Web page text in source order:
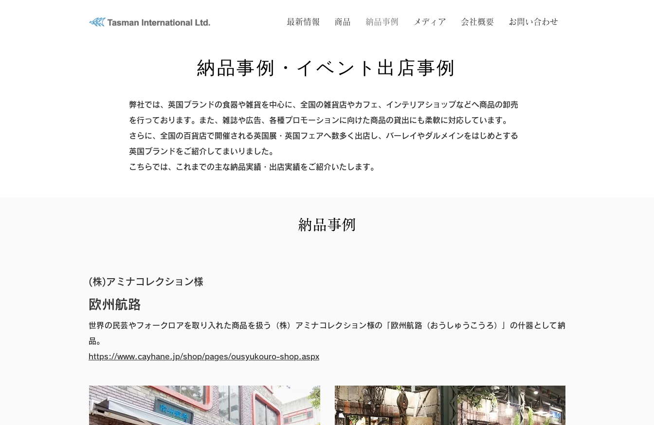
最新情報 商品 納品事例 メディア 会社概要 お問い合わせ
​納品事例・イベント出店事例
弊社では、英国ブランドの食器や雑貨を中心に、全国の雑貨店やカフェ、インテリアショップなどへ商品の卸売
を行っております。また、雑誌や広告、各種プロモーションに向けた商品の貸出にも柔軟に対応しています。
さらに、全国の百貨店で開催される英国展・英国フェアへ数多く出店し、バーレイやダルメインをはじめとする
英国ブランドをご紹介してまいりました。
こちらでは、これまでの主な納品実績・出店実績をご紹介いたします。
​納品事例
(株)アミナコレクション様
欧州航路
​世界の民芸やフォークロアを取り入れた商品を扱う（株）アミナコレクション様の「欧州航路（おうしゅうこうろ）」の什器として納
品。
https://www.cayhane.jp/shop/pages/ousyukouro-shop.aspx